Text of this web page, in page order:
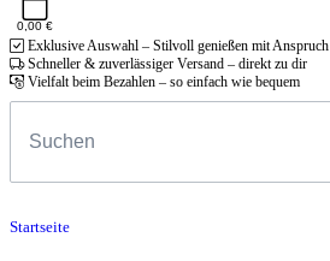
0,00 €
Exklusive Auswahl – Stilvoll genießen mit Anspruch
Schneller & zuverlässiger Versand – direkt zu dir
Vielfalt beim Bezahlen – so einfach wie bequem
Startseite